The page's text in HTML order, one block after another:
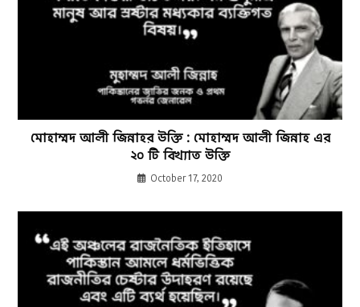
মোহাম্মদ আলী জিন্নাহর উক্তি : মোহাম্মদ আলী জিন্নাহ এর
২০ টি বিখ্যাত উক্তি
October 17, 2020